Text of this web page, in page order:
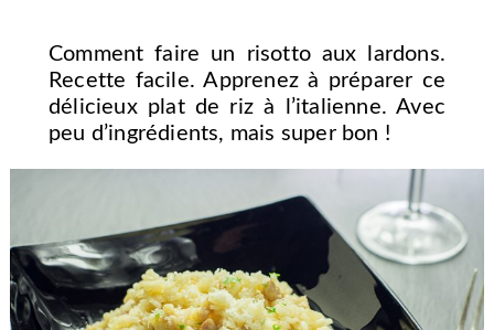
Comment faire un risotto aux lardons.
Recette facile. Apprenez à préparer ce
délicieux plat de riz à l’italienne. Avec
peu d’ingrédients, mais super bon !